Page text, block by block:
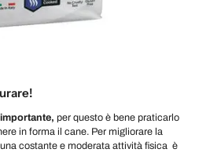
per questo è bene praticarlo
in forma il cane. Per migliorare la
costante e moderata attività fisica è